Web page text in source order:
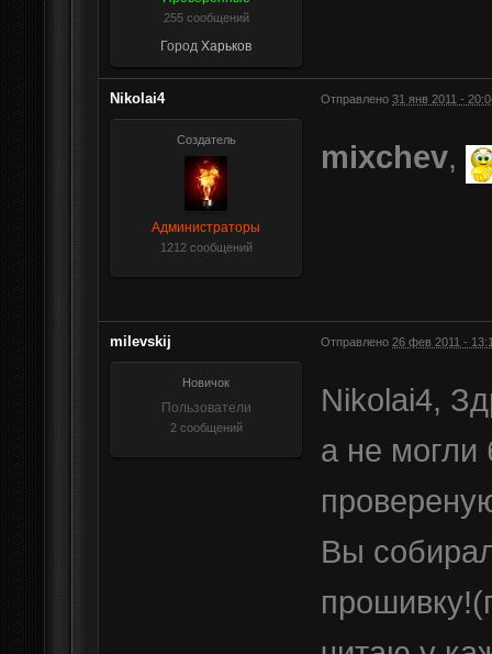
255 сообщений
Город Харьков
Nikolai4 Отправлено 31 янв 2011 -
Создатель
Администраторы
1212 сообщений
mixchev,
milevskij Отправлено 26 фев 2011 -
Новичок
Пользователи
2 сообщений
Nikolai4,
а не могли
Вы